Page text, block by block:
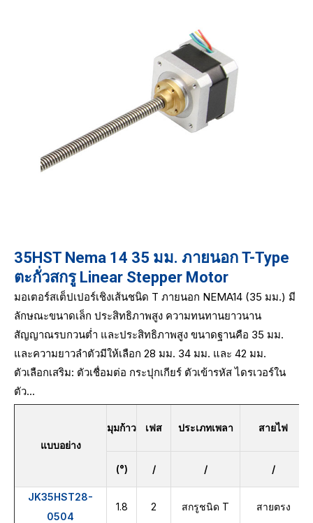
35HST Nema 14 35 มม. ภายนอก T-Type
ตะกั่วสกรู Linear Stepper Motor
มอเตอร์สเต็ปเปอร์เชิงเส้นชนิด T ภายนอก NEMA14 (35 มม.) มี
ลักษณะขนาดเล็ก ประสิทธิภาพสูง ความทนทานยาวนาน
สัญญาณรบกวนต่ำ และประสิทธิภาพสูง ขนาดฐานคือ 35 มม.
และความยาวลำตัวมีให้เลือก 28 มม. 34 มม. และ 42 มม.
ตัวเลือกเสริม: ตัวเชื่อมต่อ กระปุกเกียร์ ตัวเข้ารหัส ไดรเวอร์ใน
ตัว...
แบบอย่าง
มุมก้าว เฟส ประเภทเพลา สายไฟ
(°) / / /
JK35HST28-
0504
1.8 2 สกรูชนิด T สายตรง